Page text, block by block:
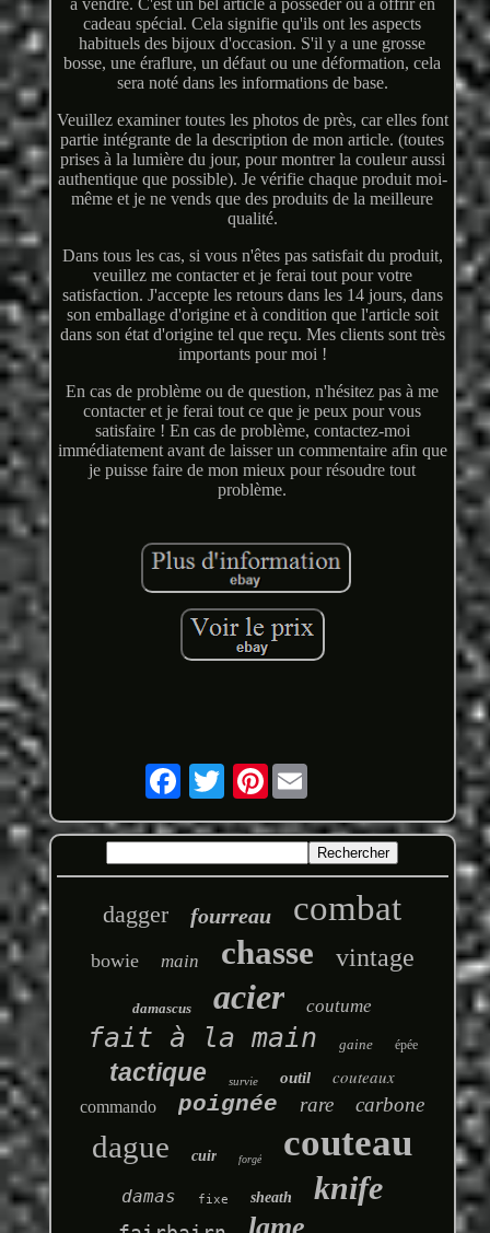
cadeau spécial. Cela signifie qu'ils ont les aspects
habituels des bijoux d'occasion. S'il y a une grosse
bosse, une éraflure, un défaut ou une déformation, cela
sera noté dans les informations de base.
Veuillez examiner toutes les photos de près, car elles font
partie intégrante de la description de mon article. (toutes
prises à la lumière du jour, pour montrer la couleur aussi
authentique que possible). Je vérifie chaque produit moi-
même et je ne vends que des produits de la meilleure
qualité.
Dans tous les cas, si vous n'êtes pas satisfait du produit,
veuillez me contacter et je ferai tout pour votre
satisfaction. J'accepte les retours dans les 14 jours, dans
son emballage d'origine et à condition que l'article soit
dans son état d'origine tel que reçu. Mes clients sont très
importants pour moi !
En cas de problème ou de question, n'hésitez pas à me
contacter et je ferai tout ce que je peux pour vous
satisfaire ! En cas de problème, contactez-moi
immédiatement avant de laisser un commentaire afin que
je puisse faire de mon mieux pour résoudre tout
problème.
Pinterest
dagger fourreau combat
bowie main chasse vintage
damascus acier coutume
fait à la main gaine épée
tactique survie outil couteaux
commando poignée rare carbone
dague cuir forgé couteau
damas fixe sheath knife